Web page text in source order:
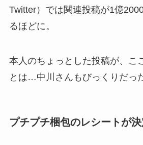
Twitter）では関連投稿が1億
るほどに。
本人のちょっとした投稿が、こ
とは…中川さんもびっくりだっ
プチプチ梱包のレシートが決